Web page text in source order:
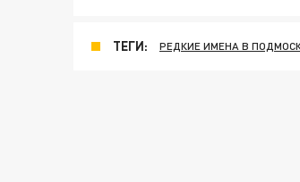
ТЕГИ: РЕДКИЕ ИМЕНА В